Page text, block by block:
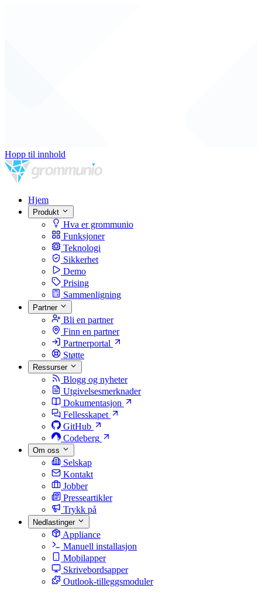
Hopp til innhold
Hjem
Produkt
Hva er grommunio
Funksjoner
Teknologi
Sikkerhet
Demo
Prising
Sammenligning
Partner
Bli en partner
Finn en partner
Partnerportal
Støtte
Ressurser
Blogg og nyheter
Utgivelsesmerknader
Dokumentasjon
Fellesskapet
GitHub
Codeberg
Om oss
Selskap
Kontakt
Jobber
Presseartikler
Trykk på
Nedlastinger
Appliance
Manuell installasjon
Mobilapper
Skrivebordsapper
Outlook-tilleggsmoduler